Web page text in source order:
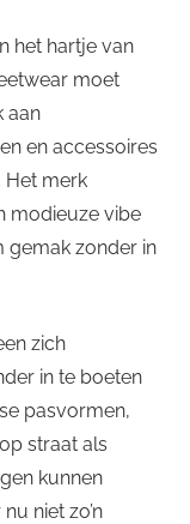
het hartje van
moet
aan
en accessoires
Het merk
modieuze vibe
gemak zonder in
zich
in te boeten
pasvormen,
straat als
kunnen
niet zo’n